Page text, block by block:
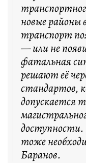
новые
транспорт
— или не
фатальная
решают её
стандартов,
допускается
тоже
Баранов.